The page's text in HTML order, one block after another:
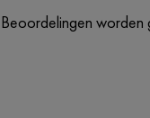
Beoordelingen worden